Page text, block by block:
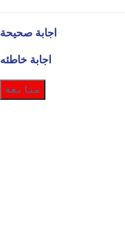
اجابة صحيحة
اجابة خاطئه
متابعة